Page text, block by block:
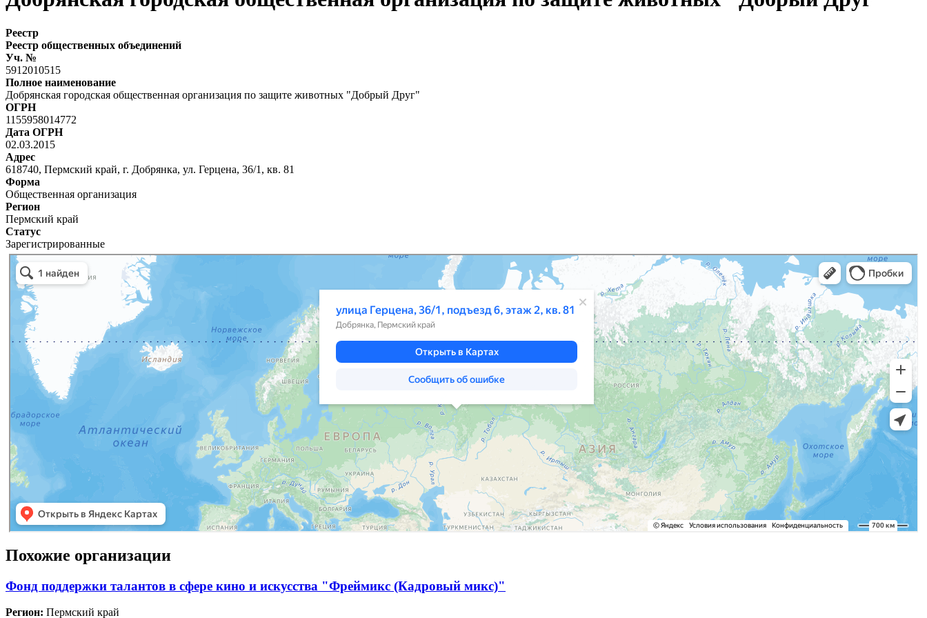
Реестр
Реестр общественных объединений
Уч. №
5912010515
Полное наименование
Добрянская городская общественная организация по защите животных "Добрый Друг"
ОГРН
1155958014772
Дата ОГРН
02.03.2015
Адрес
618740, Пермский край, г. Добрянка, ул. Герцена, 36/1, кв. 81
Форма
Общественная организация
Регион
Пермский край
Статус
Зарегистрированные
Похожие организации
Фонд поддержки талантов в сфере кино и искусства "Фреймикс (Кадровый микс)"
Регион: Пермский край